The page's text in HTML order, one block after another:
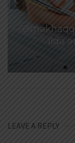
ildə
LEAVE A REPLY